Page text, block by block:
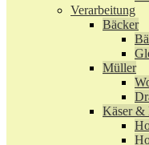
Verarbeitung
Bäcker
Müller
Käser &